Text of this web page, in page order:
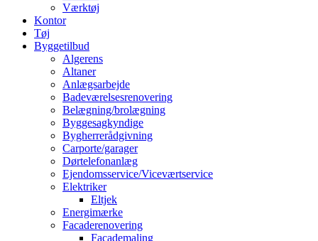
Værktøj
Kontor
Tøj
Byggetilbud
Algerens
Altaner
Anlægsarbejde
Badeværelsesrenovering
Belægning/brolægning
Byggesagkyndige
Bygherrerådgivning
Carporte/garager
Dørtelefonanlæg
Ejendomsservice/Viceværtservice
Elektriker
Eltjek
Energimærke
Facaderenovering
Facademaling